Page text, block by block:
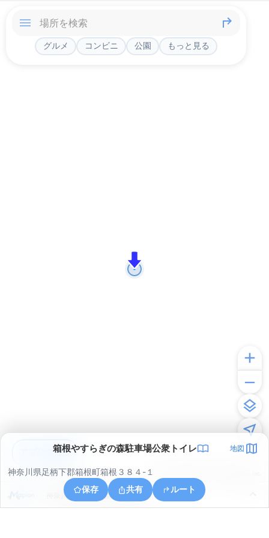
グルメ コンビニ 公園 もっと見る
箱根やすらぎの森駐車場公衆トイレ 地図
神奈川県足柄下郡箱根町箱根３８４-１
保存
共有 ルート
神奈川県足柄下郡箱根町元箱根
アプリで見る